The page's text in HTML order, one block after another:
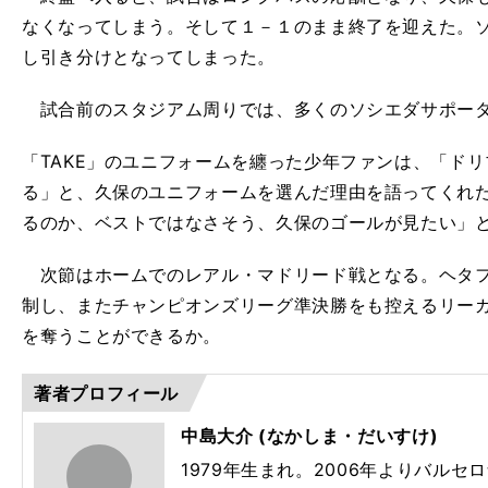
なくなってしまう。そして１－１のまま終了を迎えた。
し引き分けとなってしまった。
試合前のスタジアム周りでは、多くのソシエダサポー
「TAKE」のユニフォームを纏った少年ファンは、「ド
る」と、久保のユニフォームを選んだ理由を語ってくれ
るのか、ベストではなさそう、久保のゴールが見たい」
次節はホームでのレアル・マドリード戦となる。ヘタ
制し、またチャンピオンズリーグ準決勝をも控えるリー
を奪うことができるか。
著者プロフィール
中島大介 (なかしま・だいすけ)
1979年生まれ。2006年よりバルセ